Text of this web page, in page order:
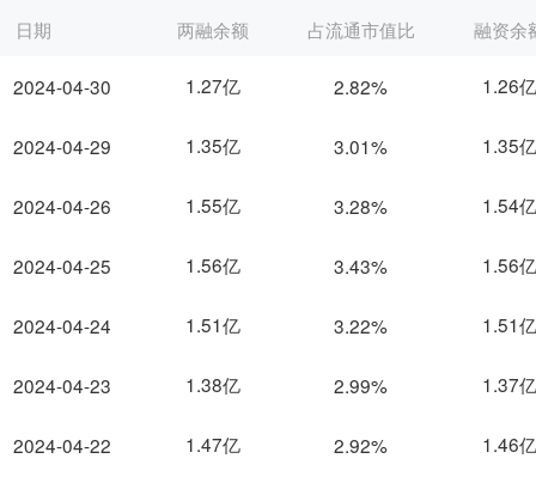
日期
2024-04-30
2024-04-29
2024-04-26
2024-04-25
2024-04-24
2024-04-23
2024-04-22
两融余额 占流通市值比 融资余
1.27亿 2.82% 1.26亿
1.35亿 3.01% 1.35亿
1.55亿 3.28% 1.54亿
1.56亿 3.43% 1.56亿
1.51亿 3.22% 1.51亿
1.38亿 2.99% 1.37亿
1.47亿 2.92% 1.46亿